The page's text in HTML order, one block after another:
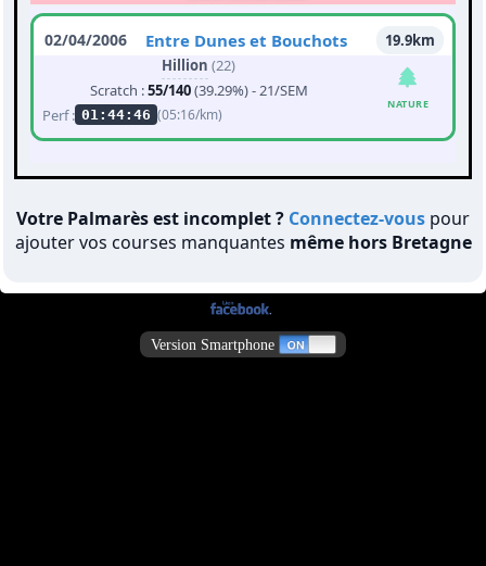
02/04/2006 Entre Dunes et Bouchots
19.9km
Hillion (22)
Scratch :55/140(39.29%) - 21/SEM
Perf : 01:44:46 (05:16/km)
NATURE
Votre Palmarès est incomplet ? Connectez-vous pour
ajouter vos courses manquantes même hors Bretagne
Version Smartphone